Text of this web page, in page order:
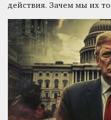
действия. Зачем мы их